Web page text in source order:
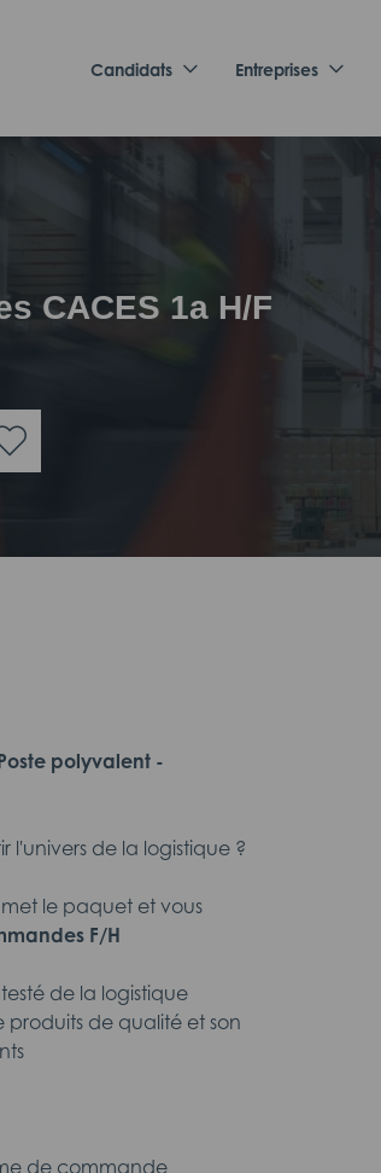
Candidats Entreprises
CACES 1a H/F
polyvalent -
l'univers de la logistique ?
le paquet et vous
F/H
de la logistique
de qualité et son
de commande